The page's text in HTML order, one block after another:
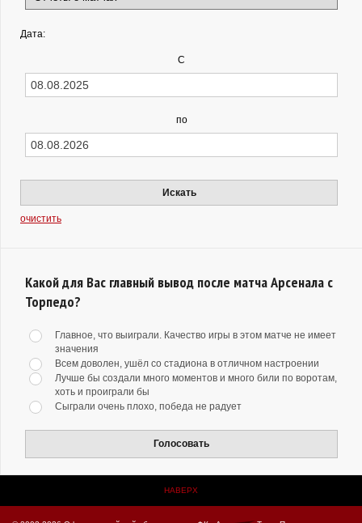
Дата:
С
по
Искать
очистить
Какой для Вас главный вывод после матча Арсенала с
Торпедо?
Главное, что выиграли. Качество игры в этом матче не имеет
значения
Всем доволен, ушёл со стадиона в отличном настроении
Лучше бы создали много моментов и много били по воротам,
хоть и проиграли бы
Сыграли очень плохо, победа не радует
Голосовать
НАВЕРХ